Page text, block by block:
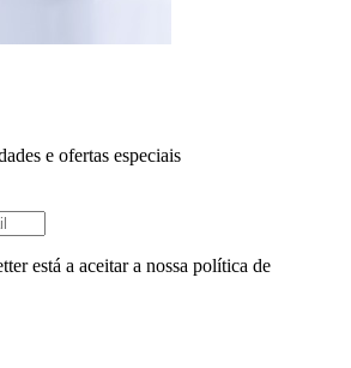
e ofertas especiais
está a aceitar a nossa política de